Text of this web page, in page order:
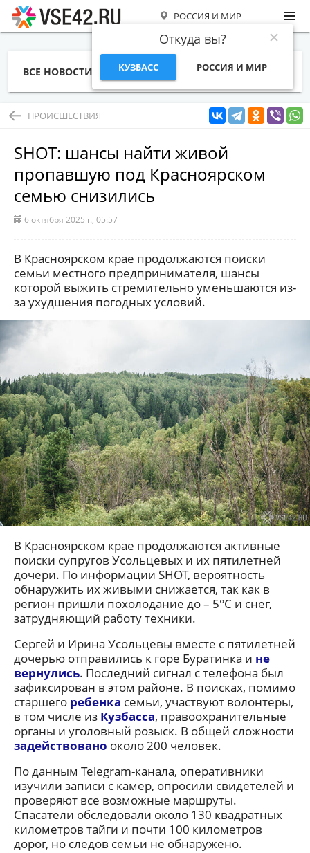
РОССИЯ И МИР
Откуда вы?
КУЗБАСС РОССИЯ И МИР
ВСЕ НОВОСТИ СТАТЬИ ТЕМЫ ФОТО
ПРОИСШЕСТВИЯ
SHOT: шансы найти живой
пропавшую под Красноярском
семью снизились
6 октября 2025 г., 05:57
В Красноярском крае продолжаются поиски
семьи местного предпринимателя, шансы
которой выжить стремительно уменьшаются из-
за ухудшения погодных условий.
В Красноярском крае продолжаются активные
поиски супругов Усольцевых и их пятилетней
дочери. По информации SHOT, вероятность
обнаружить их живыми снижается, так как в
регион пришли похолодание до – 5°C и снег,
затрудняющий работу техники.
Сергей и Ирина Усольцевы вместе с пятилетней
дочерью отправились к горе Буратинка и не
вернулись. Последний сигнал с телефона был
зафиксирован в этом районе. В поисках, помимо
старшего ребенка семьи, участвуют волонтеры,
в том числе из Кузбасса, правоохранительные
органы и уголовный розыск. В общей сложности
задействовано около 200 человек.
По данным Telegram-канала, оперативники
изучили записи с камер, опросили свидетелей и
проверяют все возможные маршруты.
Спасатели обследовали около 130 квадратных
километров тайги и почти 100 километров
дорог, но следов семьи не обнаружено.